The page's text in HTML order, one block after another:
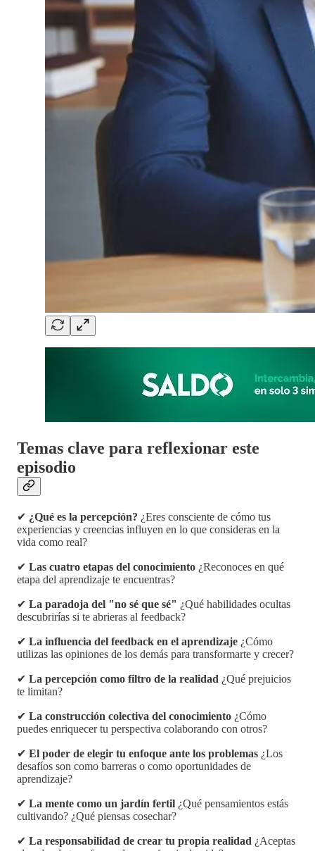
Temas clave para reflexionar este
episodio
✔ ¿Qué es la percepción? ¿Eres consciente de cómo tus
experiencias y creencias influyen en lo que consideras en la
vida como real?
✔ Las cuatro etapas del conocimiento ¿Reconoces en qué
etapa del aprendizaje te encuentras?
✔ La paradoja del "no sé que sé" ¿Qué habilidades ocultas
descubrirías si te abrieras al feedback?
✔ La influencia del feedback en el aprendizaje ¿Cómo
utilizas las opiniones de los demás para transformarte y crecer?
✔ La percepción como filtro de la realidad ¿Qué prejuicios
te limitan?
✔ La construcción colectiva del conocimiento ¿Cómo
puedes enriquecer tu perspectiva colaborando con otros?
✔ El poder de elegir tu enfoque ante los problemas ¿Los
desafíos son como barreras o como oportunidades de
aprendizaje?
✔ La mente como un jardín fertil ¿Qué pensamientos estás
cultivando? ¿Qué piensas cosechar?
✔ La responsabilidad de crear tu propia realidad ¿Aceptas